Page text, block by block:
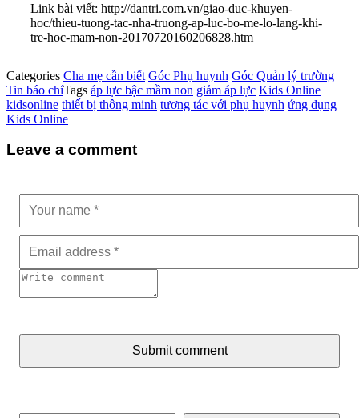
Link bài viết: http://dantri.com.vn/giao-duc-khuyen-
hoc/thieu-tuong-tac-nha-truong-ap-luc-bo-me-lo-lang-khi-
tre-hoc-mam-non-20170720160206828.htm
Categories Cha mẹ cần biết Góc Phụ huynh Góc Quản lý trường
Tin báo chíTags áp lực bậc mầm non giảm áp lực Kids Online
kidsonline thiết bị thông minh tương tác với phụ huynh ứng dụng
Kids Online
Leave a comment
Submit comment
Tìm kiếm